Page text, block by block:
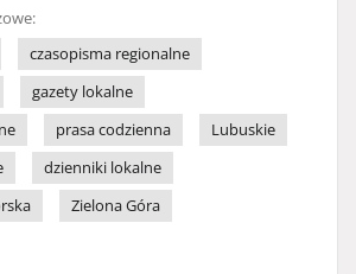
czasopisma regionalne
gazety lokalne
prasa codzienna
Lubuskie
dzienniki lokalne
Zielona Góra